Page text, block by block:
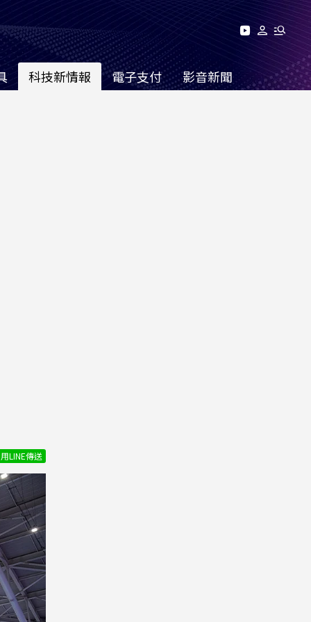
科技新情報 電子支付 影音新聞
用LINE傳送